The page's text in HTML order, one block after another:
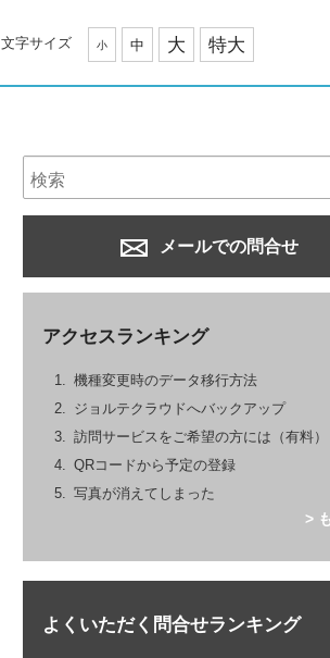
文字サイズ 小 中 大 特大
メールでの問合せ
アクセスランキング
機種変更時のデータ移行方法
ジョルテクラウドへバックアップ
訪問サービスをご希望の方には（有料）
QRコードから予定の登録
写真が消えてしまった
>
よくいただく問合せランキング